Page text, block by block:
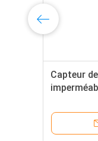
Capteur